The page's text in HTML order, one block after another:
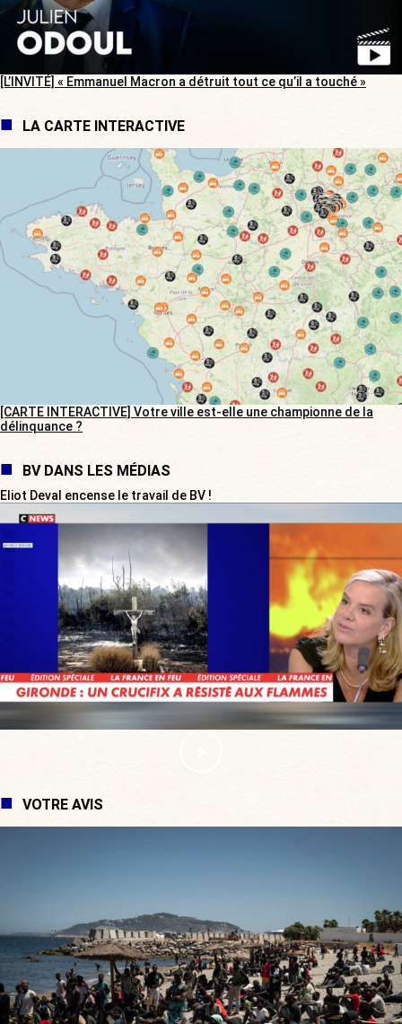
[L’INVITÉ] « Emmanuel Macron a détruit tout ce qu’il a touché »
LA CARTE INTERACTIVE
[CARTE INTERACTIVE] Votre ville est-elle une championne de la
délinquance ?
BV DANS LES MÉDIAS
Eliot Deval encense le travail de BV !
VOTRE AVIS